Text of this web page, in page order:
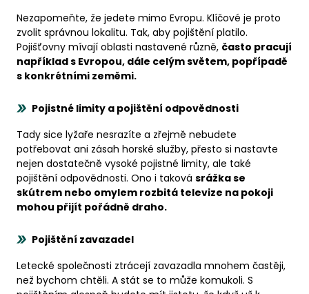
Nezapomeňte, že jedete mimo Evropu. Klíčové je proto
zvolit správnou lokalitu. Tak, aby pojištění platilo.
Pojišťovny mívají oblasti nastavené různě, často pracují
například s Evropou, dále celým světem, popřípadě
s konkrétními zeměmi.
Pojistné limity a pojištění odpovědnosti
Tady sice lyžaře nesrazíte a zřejmě nebudete
potřebovat ani zásah horské služby, přesto si nastavte
nejen dostatečně vysoké pojistné limity, ale také
pojištění odpovědnosti. Ono i taková srážka se
skútrem nebo omylem rozbitá televize na pokoji
mohou přijít pořádně draho.
Pojištění zavazadel
Letecké společnosti ztrácejí zavazadla mnohem častěji,
než bychom chtěli. A stát se to může komukoli. S